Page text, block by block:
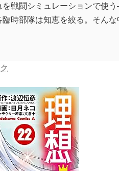
を戦闘シミュレーションで
時部隊は知恵を絞る。そん